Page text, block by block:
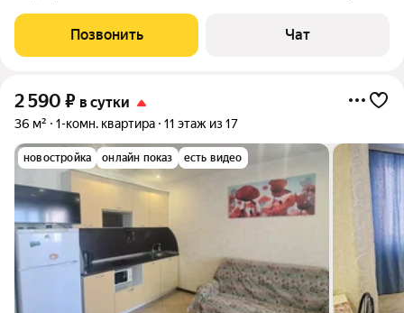
месте, рядом с остановкой, хорошая транспортная развязка.
Позвонить Чат
2 590 ₽ в сутки
36 м² 1-комн. квартира 11 этаж из 17
новостройка онлайн показ есть видео